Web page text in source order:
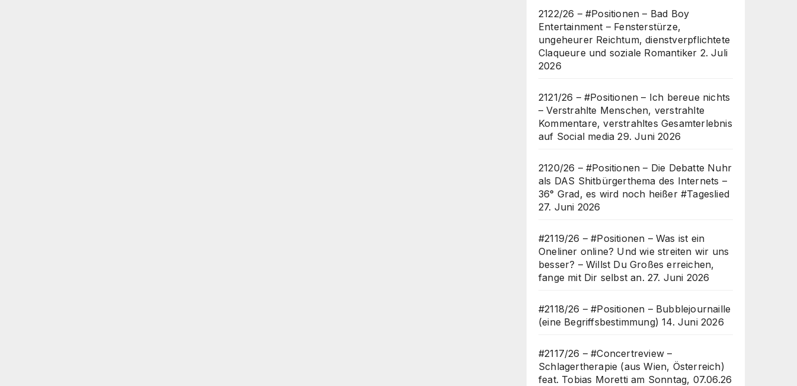
2122/26 – #Positionen – Bad Boy
Entertainment – Fensterstürze,
ungeheurer Reichtum, dienstverpflichtete
Claqueure und soziale Romantiker 2. Juli
2026
2121/26 – #Positionen – Ich bereue nichts
– Verstrahlte Menschen, verstrahlte
Kommentare, verstrahltes Gesamterlebnis
auf Social media 29. Juni 2026
2120/26 – #Positionen – Die Debatte Nuhr
als DAS Shitbürgerthema des Internets –
36° Grad, es wird noch heißer #Tageslied
27. Juni 2026
#2119/26 – #Positionen – Was ist ein
Oneliner online? Und wie streiten wir uns
besser? – Willst Du Großes erreichen,
fange mit Dir selbst an. 27. Juni 2026
#2118/26 – #Positionen – Bubblejournaille
(eine Begriffsbestimmung) 14. Juni 2026
#2117/26 – #Concertreview –
Schlagertherapie (aus Wien, Österreich)
feat. Tobias Moretti am Sonntag, 07.06.26